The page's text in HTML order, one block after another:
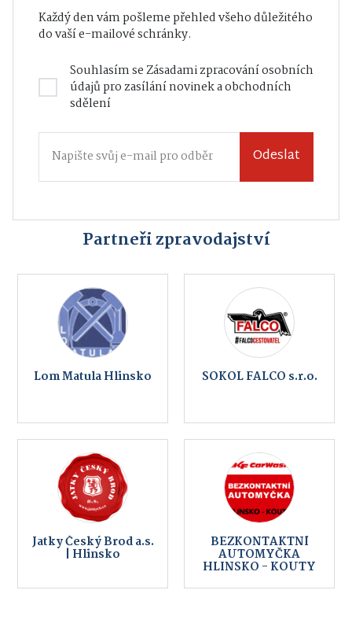
Každý den vám pošleme přehled všeho důležitého
do vaší e-mailové schránky.
Souhlasím seZásadami zpracování osobních
údajůpro zasílání novinek a obchodních
sdělení
Odeslat
Partneři zpravodajství
Lom Matula Hlinsko SOKOL FALCO s.r.o.
Jatky Český Brod a.s.
| Hlinsko
BEZKONTAKTNÍ
AUTOMYČKA
HLINSKO - KOUTY